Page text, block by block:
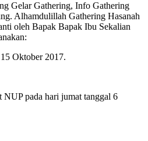
Gelar Gathering, Info Gathering
Alhamdulillah Gathering Hasanah
oleh Bapak Bapak Ibu Sekalian
Oktober 2017.
pada hari jumat tanggal 6